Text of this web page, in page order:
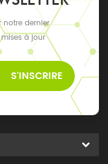
notre dernier
à jour
S'INSCRIRE